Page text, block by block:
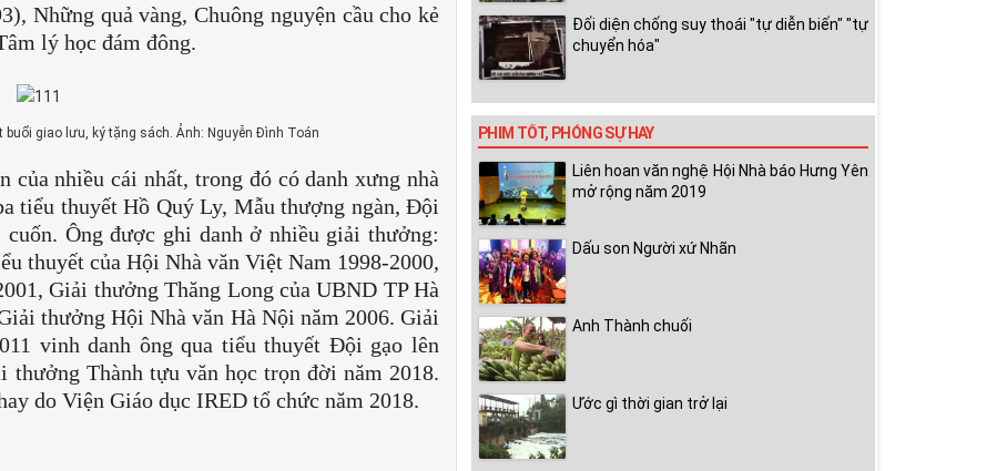
Những quả vàng, Chuông nguyện cầu cho kẻ
lý học đám đông.
giao lưu, ký tặng sách. Ảnh: Nguyễn Đình Toán
của nhiều cái nhất, trong đó có danh xưng nhà
tiểu thuyết Hồ Quý Ly, Mẫu thượng ngàn, Đội
Ông được ghi danh ở nhiều giải thưởng:
thuyết của Hội Nhà văn Việt Nam 1998-2000,
Giải thưởng Thăng Long của UBND TP Hà
thưởng Hội Nhà văn Hà Nội năm 2006. Giải
vinh danh ông qua tiểu thuyết Đội gạo lên
Thành tựu văn học trọn đời năm 2018.
do Viện Giáo dục IRED tổ chức năm 2018.
Đối diện chống suy thoái "tự diễn biến" "tự
chuyển hóa"
PHIM TỐT, PHÓNG SỰ HAY
Liên hoan văn nghệ Hội Nhà báo Hưng Yên
mở rộng năm 2019
Dấu son Người xứ Nhãn
Anh Thành chuối
Ước gì thời gian trở lại